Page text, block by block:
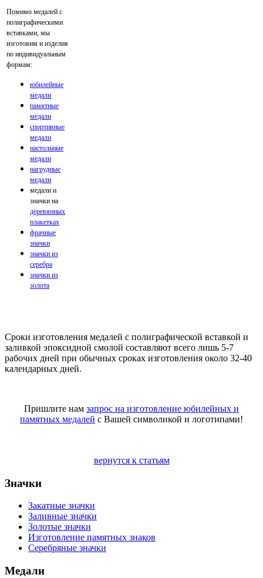
Помимо медалей с
полиграфическими
вставками, мы
изготовим и изделия
по индивидуальным
формам:
юбилейные
медали
памятные
медали
спортивные
медали
настольные
медали
нагрудные
медали
медали и
значки на
деревянных
плакетках
фрачные
значки
значки из
серебра
значки из
золота
Сроки изготовления медалей с полиграфической вставкой и
заливкой эпоксидной смолой составляют всего лишь 5-7
рабочих дней при обычных сроках изготовления около 32-40
календарных дней.
Пришлите нам запрос на изготовление юбилейных и
памятных медалей с Вашей символикой и логотипами!
вернутся к статьям
Значки
Закатные значки
Заливные значки
Золотые значки
Изготовление памятных знаков
Серебряные значки
Медали